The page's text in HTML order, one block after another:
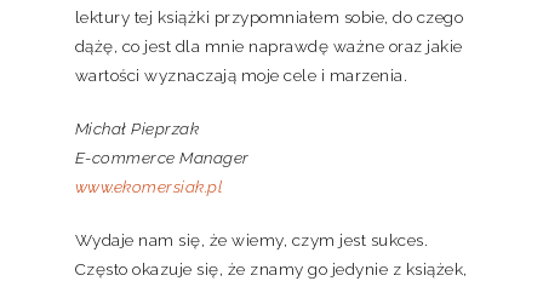
lektury tej książki przypomniałem sobie, do czego
dążę, co jest dla mnie naprawdę ważne oraz jakie
wartości wyznaczają moje cele i marzenia.
Michał Pieprzak
E-commerce Manager
www.ekomersiak.pl
Wydaje nam się, że wiemy, czym jest sukces.
Często okazuje się, że znamy go jedynie z książek,